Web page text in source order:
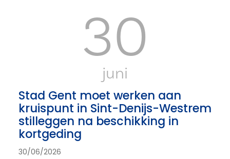
30
juni
Stad Gent moet werken aan
kruispunt in Sint-Denijs-Westrem
stilleggen na beschikking in
kortgeding
30/06/2026